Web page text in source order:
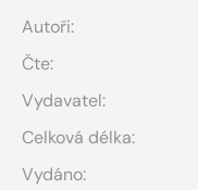
Autoři:
Čte:
Vydavatel:
Celková délka:
Vydáno: